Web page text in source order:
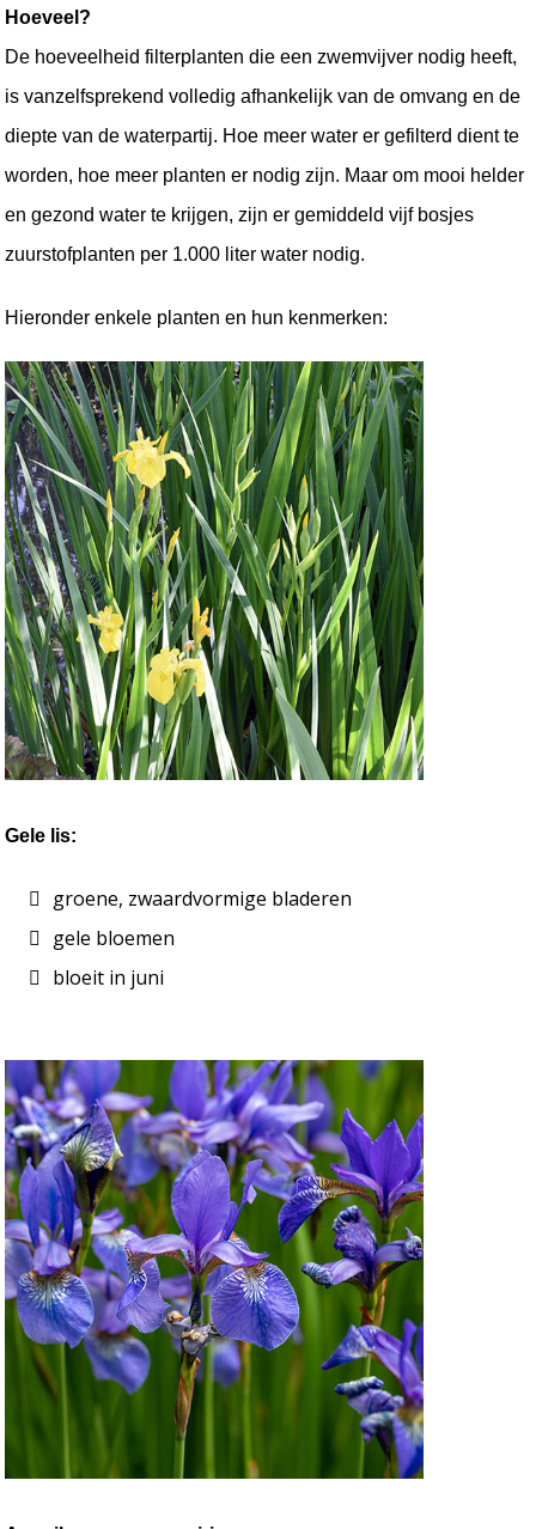
Hoeveel?
De hoeveelheid filterplanten die een zwemvijver nodig heeft,
is vanzelfsprekend volledig afhankelijk van de omvang en de
diepte van de waterpartij. Hoe meer water er gefilterd dient te
worden, hoe meer planten er nodig zijn. Maar om mooi helder
en gezond water te krijgen, zijn er gemiddeld vijf bosjes
zuurstofplanten per 1.000 liter water nodig.
Hieronder enkele planten en hun kenmerken:
Gele lis:
groene, zwaardvormige bladeren
gele bloemen
bloeit in juni